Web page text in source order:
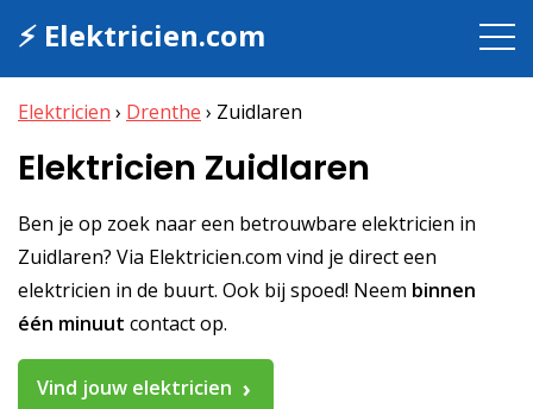
⚡ Elektricien.com
Elektricien › Drenthe › Zuidlaren
Elektricien Zuidlaren
Ben je op zoek naar een betrouwbare elektricien in
Zuidlaren? Via Elektricien.com vind je direct een
elektricien in de buurt. Ook bij spoed! Neem binnen
één minuut contact op.
Vind jouw elektricien